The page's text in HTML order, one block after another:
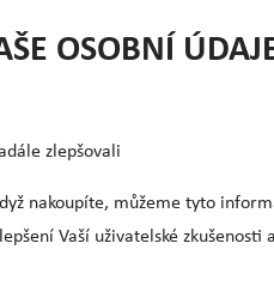
OSOBNÍ
zlepšovali
nakoupíte, můžeme tyto
Vaší uživatelské